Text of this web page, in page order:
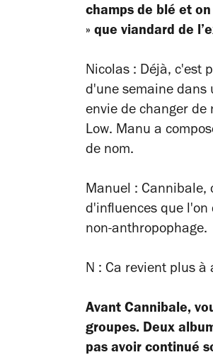
champs de blé et
» que viandard de
Nicolas : Déjà, c'est
d'une semaine dans
envie de changer de
Low. Manu a
de nom.
Manuel : Cannibale,
d'influences que l'on
non-anthropophage.
N : Ca revient plus
Avant Cannibale,
groupes. Deux
pas avoir continué